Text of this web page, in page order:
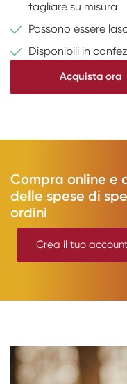
tagliare su misura
Possono essere
Disponibili in
Acquista ora
Compra online
delle spese di
ordini
Crea il tuo account